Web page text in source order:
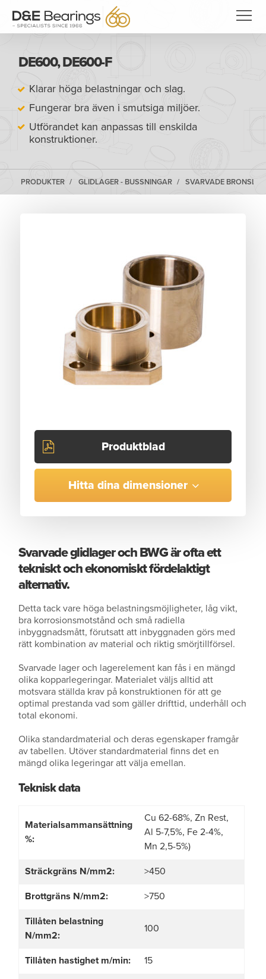
DE600, DE600-F
Klarar höga belastningar och slag.
Fungerar bra även i smutsiga miljöer.
Utförandet kan anpassas till enskilda
konstruktioner.
PRODUKTER GLIDLAGER - BUSSNINGAR SVARVADE
Produktblad
Hitta dina dimensioner
Svarvade glidlager och BWG är ofta ett
tekniskt och ekonomiskt fördelaktigt
alternativ.
Detta tack vare höga belastningsmöjligheter, låg vikt,
bra korrosionsmotstånd och små radiella
inbyggnadsmått, förutsatt att inbyggnaden görs med
rätt kombination av material och riktig smörjtillförsel.
Svarvade lager och lagerelement kan fås i en mängd
olika kopparlegeringar. Materialet väljs alltid att
motsvara ställda krav på konstruktionen för att ge
optimal prestanda vad som gäller drifttid, underhåll och
total ekonomi.
Olika standardmaterial och deras egenskaper framgår
av tabellen. Utöver standardmaterial finns det en
mängd olika legeringar att välja emellan.
Teknisk data
Materialsammansättning
%:
Cu 62-68%, Zn Rest,
Al 5-7,5%, Fe 2-4%,
Mn 2,5-5%)
Sträckgräns N/mm2: >450
Brottgräns N/mm2: >750
Tillåten belastning
N/mm2:
100
Tillåten hastighet m/min: 15